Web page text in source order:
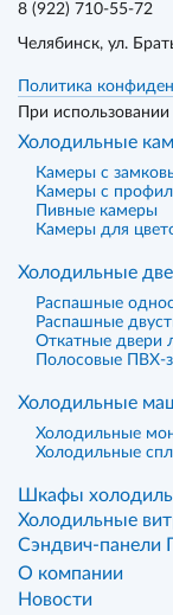
8 (922) 710-55-72
Челябинск, ул.
Политика
При
Холодильные
Камеры с
Камеры с
Пивные камеры
Камеры для
Холодильные
Распашные
Распашные
Откатные двери
Полосовые ПВХ-
Холодильные
Холодильные
Холодильные
Шкафы
Холодильные
Сэндвич-панели
О компании
Новости